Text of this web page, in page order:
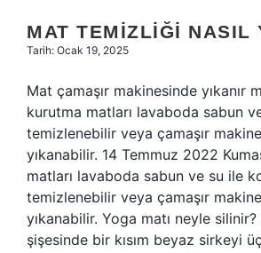
MAT TEMIZLIĞI NASIL
Tarih: Ocak 19, 2025
Mat çamaşır makinesinde yıkanır
kurutma matları lavaboda sabun
temizlenebilir veya çamaşır
yıkanabilir. 14 Temmuz 2022
matları lavaboda sabun ve su ile
temizlenebilir veya çamaşır
yıkanabilir. Yoga matı neyle
şişesinde bir kısım beyaz sirkeyi